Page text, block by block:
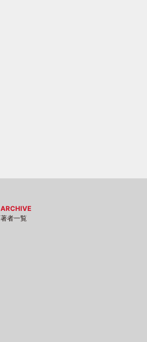
ARCHIVE
著者一覧